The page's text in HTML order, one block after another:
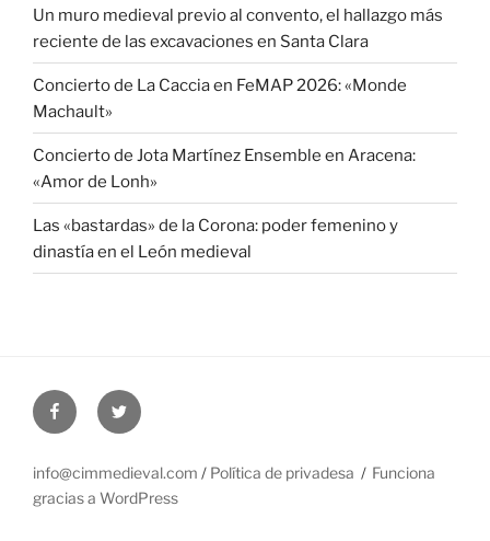
Un muro medieval previo al convento, el hallazgo más
reciente de las excavaciones en Santa Clara
Concierto de La Caccia en FeMAP 2026: «Monde
Machault»
Concierto de Jota Martínez Ensemble en Aracena:
«Amor de Lonh»
Las «bastardas» de la Corona: poder femenino y
dinastía en el León medieval
FacebookTwitter
info@cimmedieval.com / Política de privadesa
Funciona
gracias a WordPress